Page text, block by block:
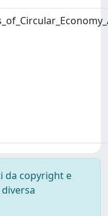
da copyright e